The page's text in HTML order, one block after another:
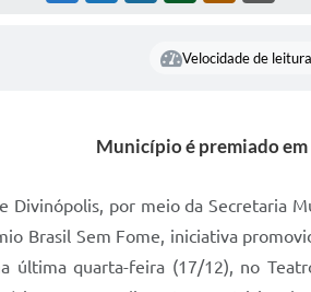
Velocidade de
Município é premiado em
Divinópolis, por meio da Secretaria
Brasil Sem Fome, iniciativa
última quarta-feira (17/12), no